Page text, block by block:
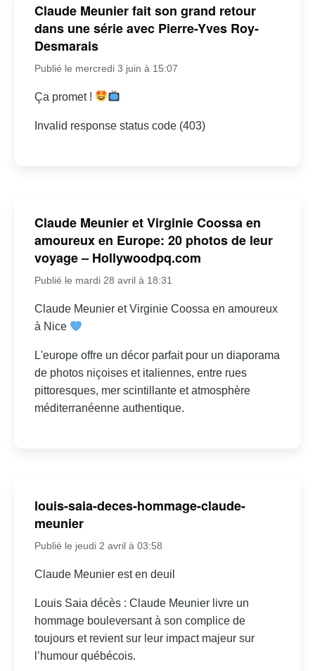
Claude Meunier fait son grand retour
dans une série avec Pierre-Yves Roy-
Desmarais
Publié le mercredi 3 juin à 15:07
Ça promet !
Invalid response status code (403)
Claude Meunier et Virginie Coossa en
amoureux en Europe: 20 photos de leur
voyage – Hollywoodpq.com
Publié le mardi 28 avril à 18:31
Claude Meunier et Virginie Coossa en amoureux
à Nice
L'europe offre un décor parfait pour un diaporama
de photos niçoises et italiennes, entre rues
pittoresques, mer scintillante et atmosphère
méditerranéenne authentique.
louis-saia-deces-hommage-claude-
meunier
Publié le jeudi 2 avril à 03:58
Claude Meunier est en deuil
Louis Saia décès : Claude Meunier livre un
hommage bouleversant à son complice de
toujours et revient sur leur impact majeur sur
l’humour québécois.